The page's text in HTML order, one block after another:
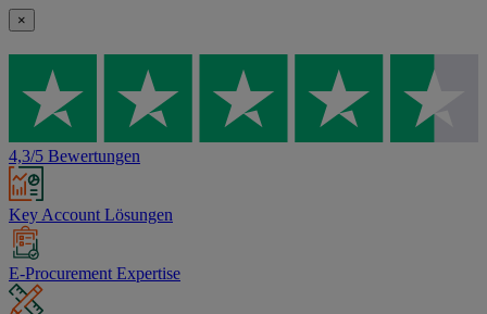
×
4,3/5 Bewertungen
Key Account Lösungen
E-Procurement Expertise